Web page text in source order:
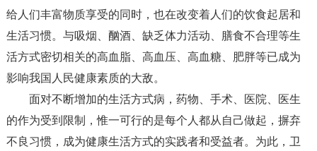
给人们丰富物质享受的同时，也在改变着人们的饮食起居和
生活习惯。与吸烟、酗酒、缺乏体力活动、膳食不合理等生
活方式密切相关的高血脂、高血压、高血糖、肥胖等已成为
影响我国人民健康素质的大敌。
面对不断增加的生活方式病，药物、手术、医院、医生
的作为受到限制，惟一可行的是每个人都从自己做起，摒弃
不良习惯，成为健康生活方式的实践者和受益者。为此，卫